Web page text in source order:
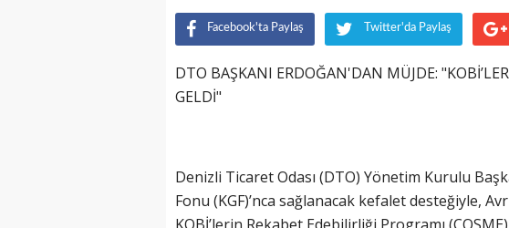
Facebook'ta Paylaş Twitter'da Paylaş
DTO BAŞKANI ERDOĞAN'DAN MÜJDE:
GELDİ"
Denizli Ticaret Odası (DTO) Yönetim Kurulu
Fonu (KGF)’nca sağlanacak kefalet desteğiyle,
KOBİ’lerin Rekabet Edebilirliği Programı